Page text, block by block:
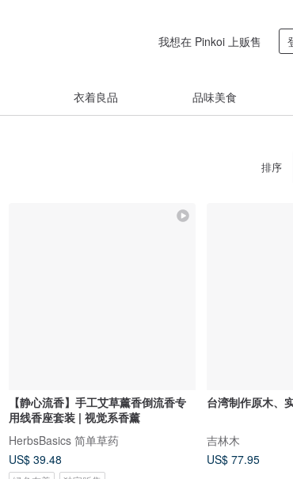
我想在 Pinkoi 上贩售
衣着良品 品味美食
排序
【静心流香】手工艾草薰香倒流香专
用线香座套装 | 视觉系香薰
HerbsBasics 简单草药
US$ 39.48
台湾制作原木、
吉林木
US$ 77.95